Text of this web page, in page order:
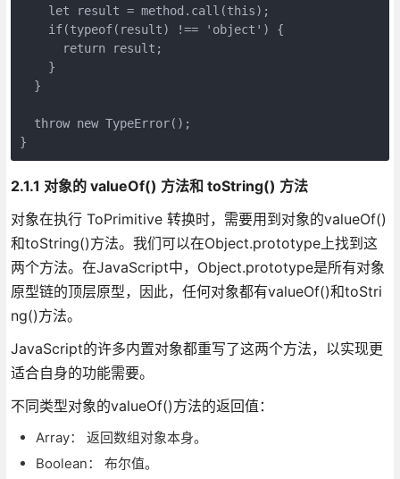
    let result = method.call(this);
    if(typeof(result) !== 'object') {
      return result;
    }
  }
  throw new TypeError();
}
2.1.1 对象的 valueOf() 方法和 toString() 方法
对象在执行 ToPrimitive 转换时，需要用到对象的valueOf()
和toString()方法。我们可以在Object.prototype上找到这
两个方法。在JavaScript中，Object.prototype是所有对象
原型链的顶层原型，因此，任何对象都有valueOf()和toStri
ng()方法。
JavaScript的许多内置对象都重写了这两个方法，以实现更
适合自身的功能需要。
不同类型对象的valueOf()方法的返回值：
Array： 返回数组对象本身。
Boolean： 布尔值。